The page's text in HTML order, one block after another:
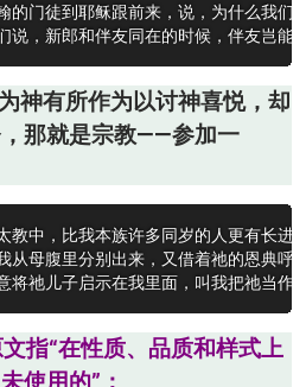
的门徒到耶稣跟前来，说，为什么我们
说，新郎和伴友同在的时候，伴友岂能
神有所作为以讨神喜悦，却
那就是宗教——参加一
教中，比我本族许多同岁的人更有长进
从母腹里分别出来，又借着祂的恩典呼
祂儿子启示在我里面，叫我把祂当作
指“在性质、品质和样式上